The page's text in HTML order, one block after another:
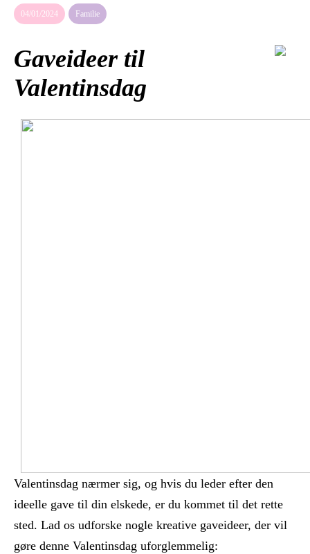
04/01/2024 Familie
Gaveideer til
Valentinsdag
Valentinsdag nærmer sig, og hvis du leder efter den
ideelle gave til din elskede, er du kommet til det rette
sted. Lad os udforske nogle kreative gaveideer, der vil
gøre denne Valentinsdag uforglemmelig: